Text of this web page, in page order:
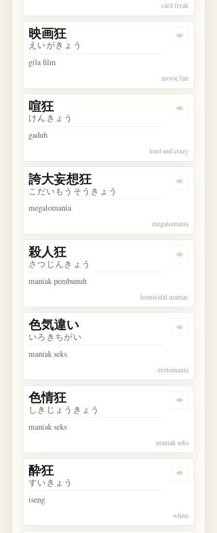
card freak
Dengarkan
映画狂
えいがきょう
gila film
movie fan
Dengarkan
喧狂
けんきょう
gaduh
loud and crazy
Dengarkan
誇大妄想狂
こだいもうそうきょう
megalomania
megalomania
Dengarkan
殺人狂
さつじんきょう
maniak pembunuh
homicidal maniac
Dengarkan
色気違い
いろきちがい
maniak seks
erotomania
Dengarkan
色情狂
しきじょうきょう
maniak seks
maniak seks
Dengarkan
酔狂
すいきょう
iseng
whim